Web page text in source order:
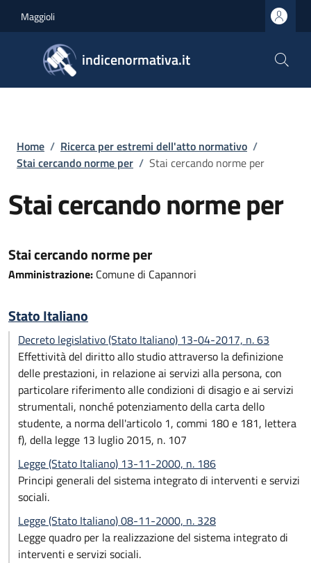
Maggioli
indicenormativa.it
Briciole di pane
Home / Ricerca per estremi dell'atto normativo /
Stai cercando norme per / Stai cercando norme per
Stai cercando norme per
Stai cercando norme per
Amministrazione: Comune di Capannori
Stato Italiano
Decreto legislativo (Stato Italiano) 13-04-2017, n. 63
Effettività del diritto allo studio attraverso la definizione
delle prestazioni, in relazione ai servizi alla persona, con
particolare riferimento alle condizioni di disagio e ai servizi
strumentali, nonché potenziamento della carta dello
studente, a norma dell'articolo 1, commi 180 e 181, lettera
f), della legge 13 luglio 2015, n. 107
Legge (Stato Italiano) 13-11-2000, n. 186
Principi generali del sistema integrato di interventi e servizi
sociali.
Legge (Stato Italiano) 08-11-2000, n. 328
Legge quadro per la realizzazione del sistema integrato di
interventi e servizi sociali.